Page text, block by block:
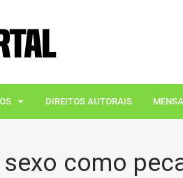
DIREITOS AUTORAIS
como